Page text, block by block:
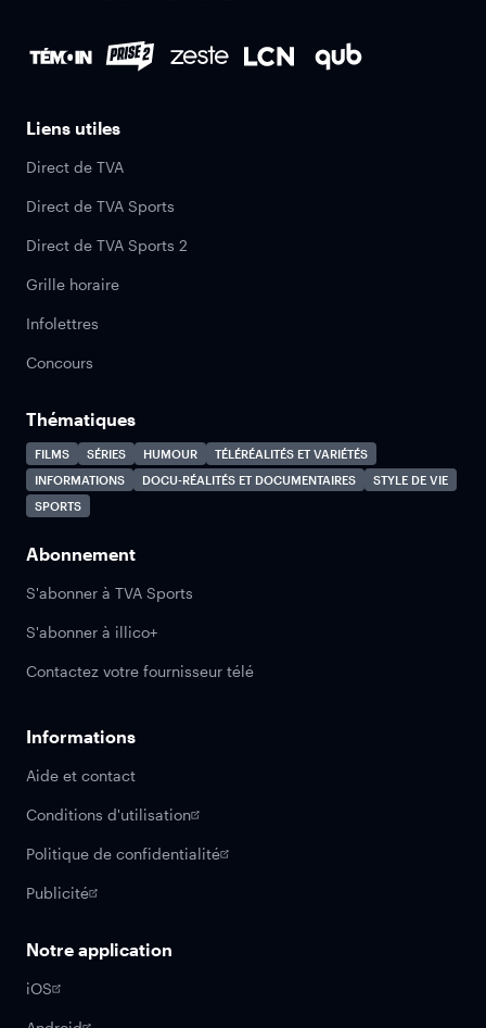
Liens utiles
Direct de TVA
Direct de TVA Sports
Direct de TVA Sports 2
Grille horaire
Infolettres
Concours
Thématiques
FILMS SÉRIES HUMOUR
TÉLÉRÉALITÉS ET VARIÉTÉS
INFORMATIONS
DOCU-RÉALITÉS ET DOCUMENTAIRES
STYLE DE VIE
SPORTS
Abonnement
S'abonner à TVA Sports
S'abonner à illico+
Contactez votre fournisseur télé
Informations
Aide et contact
Conditions d'utilisation
Politique de confidentialité
Publicité
Notre application
iOS